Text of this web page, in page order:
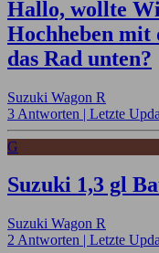
Hallo, wollte
Hochheben mit
das Rad unten?
Suzuki Wagon R
3 Antworten | Letzte
G
Suzuki 1,3 gl
Suzuki Wagon R
2 Antworten | Letzte